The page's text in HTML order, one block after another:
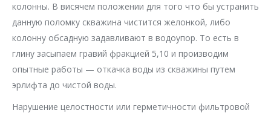
колонны. В висячем положении для того что бы устранить
данную поломку скважина чистится желонкой, либо
колонну обсадную задавливают в водоупор. То есть в
глину засыпаем гравий фракцией 5,10 и производим
опытные работы — откачка воды из скважины путем
эрлифта до чистой воды.
Нарушение целостности или герметичности фильтровой